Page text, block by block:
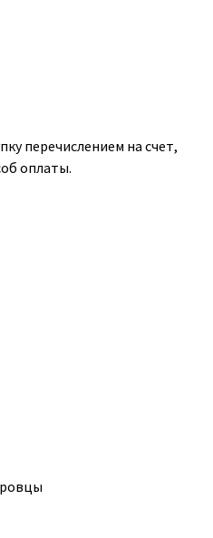
перечислением на счет,
оплаты.